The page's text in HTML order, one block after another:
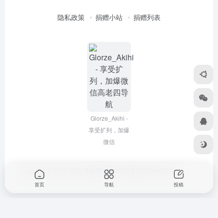
隐私政策 捐赠小站 捐赠列表
Glorze_Akihi -
享受扩列，加爆
微信
Copyright © 2022-2026 高老四导航 浙ICP备2020045320号-3
首页 导航 投稿